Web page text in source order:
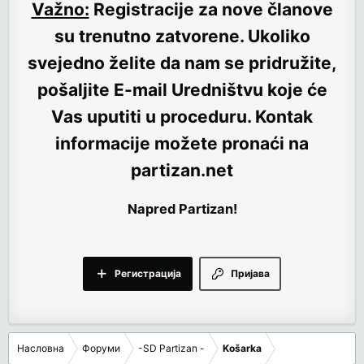
Važno: Registracije za nove članove
su trenutno zatvorene. Ukoliko
svejedno želite da nam se pridružite,
pošaljite E-mail Uredništvu koje će
Vas uputiti u proceduru. Kontak
informacije možete pronaći na
partizan.net
Napred Partizan!
Пријава
Регистрација
Насловна Форуми -SD Partizan - Košarka